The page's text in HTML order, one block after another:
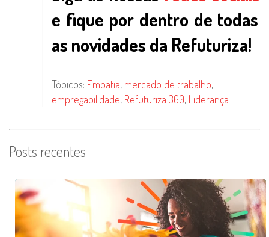
e fique por dentro de todas
as novidades da Refuturiza!
Tópicos: Empatia, mercado de trabalho,
empregabilidade, Refuturiza 360, Liderança
Posts recentes